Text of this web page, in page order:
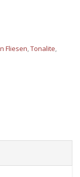
Fliesen,Tonalite,